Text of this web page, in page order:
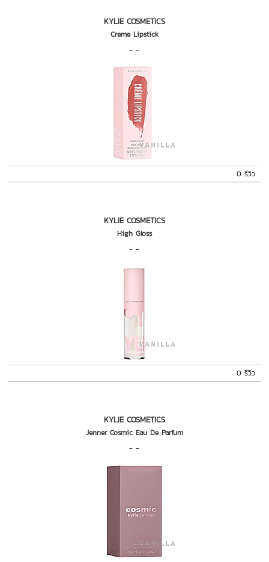
KYLIE COSMETICS
Creme Lipstick
- -
0 รีวิว
KYLIE COSMETICS
High Gloss
- -
0 รีวิว
KYLIE COSMETICS
Jenner Cosmic Eau De Parfum
- -